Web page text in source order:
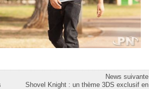
News suivante
Shovel Knight : un thème 3DS exclusif en